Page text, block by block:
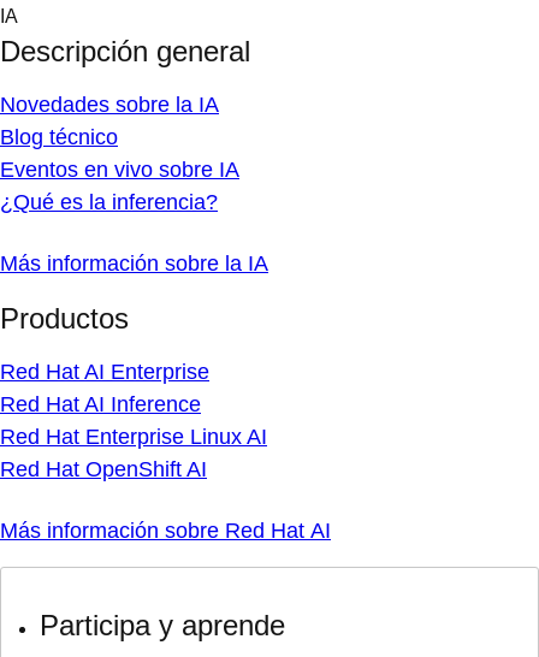
Skip
content
IA
Descripción general
Novedades sobre la IA
Blog técnico
Eventos en vivo sobre IA
¿Qué es la inferencia?
Más información sobre la IA
Productos
Red Hat AI Enterprise
Red Hat AI Inference
Red Hat Enterprise Linux AI
Red Hat OpenShift AI
Más información sobre Red Hat AI
Participa y aprende